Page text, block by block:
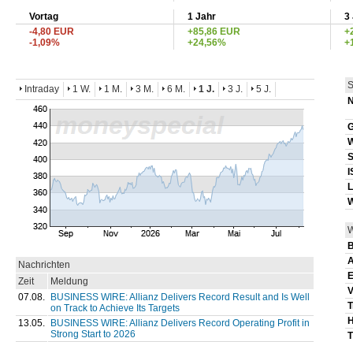
Vortag 1 Jahr
3
-4,80 EUR
-1,09%
+85,86 EUR
+24,56%
Intraday 1 W. 1 M. 3 M. 6 M. 1 J. 3 J. 5 J.
Nachrichten
Zeit
Meldung
07.08.
BUSINESS WIRE: Allianz Delivers Record Result and Is Well
on Track to Achieve Its Targets
13.05.
BUSINESS WIRE: Allianz Delivers Record Operating Profit in
Strong Start to 2026